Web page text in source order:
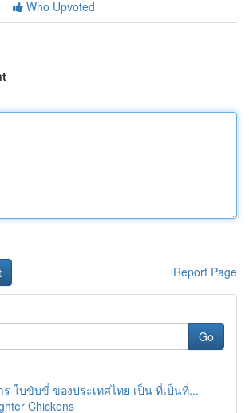
Who Upvoted
Report Page
Go
ร ใบขับขี่ ของประเทศไทย เป็น ที่เป็นที่...
Chickens